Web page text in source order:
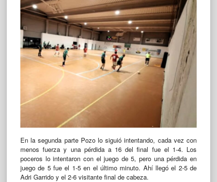
En la segunda parte Pozo lo siguió intentando, cada vez con
menos fuerza y una pérdida a 16 del final fue el 1-4. Los
poceros lo intentaron con el juego de 5, pero una pérdida en
juego de 5 fue el 1-5 en el último minuto. Ahí llegó el 2-5 de
Adri Garrido y el 2-6 visitante final de cabeza.